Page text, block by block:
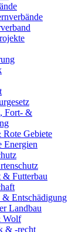
Fort- &
Gebiete
Energien
Futterbau
& Entschädigung
Landbau
Wolf
& -recht